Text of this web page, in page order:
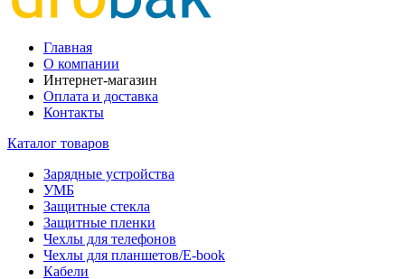
Главная
О компании
Интернет-магазин
Оплата и доставка
Контакты
Каталог товаров
Зарядные устройства
УМБ
Защитные стекла
Защитные пленки
Чехлы для телефонов
Чехлы для планшетов/E-book
Кабели